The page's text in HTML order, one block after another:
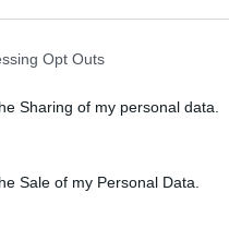
Opt Outs
Sharing of my personal data.
Sale of my Personal Data.
medalles ebrenques al